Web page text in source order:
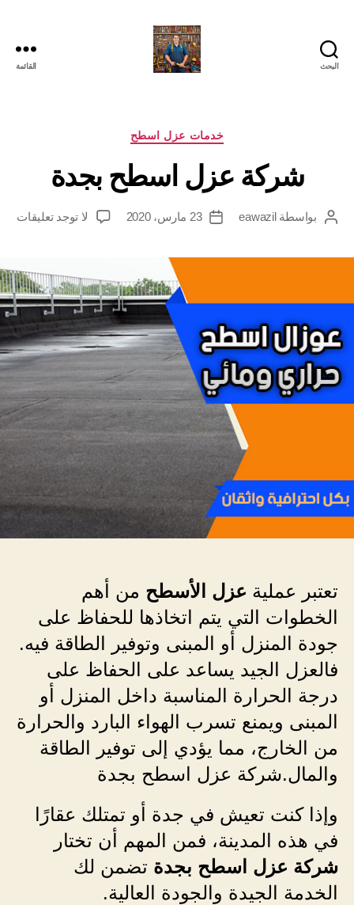
البحث القائمة
التصنيفات
خدمات عزل اسطح
شركة عزل اسطح بجدة
كاتببواسطةeawazil
تاريخ
23 مارس، 2020 لا توجد تعليقات
تعتبر عملية عزل الأسطح من أهم
الخطوات التي يتم اتخاذها للحفاظ على
جودة المنزل أو المبنى وتوفير الطاقة فيه.
فالعزل الجيد يساعد على الحفاظ على
درجة الحرارة المناسبة داخل المنزل أو
المبنى ويمنع تسرب الهواء البارد والحرارة
من الخارج، مما يؤدي إلى توفير الطاقة
والمال.شركة عزل اسطح بجدة
وإذا كنت تعيش في جدة أو تمتلك عقارًا
في هذه المدينة، فمن المهم أن تختار
شركة عزل اسطح بجدة تضمن لك
الخدمة الجيدة والجودة العالية.